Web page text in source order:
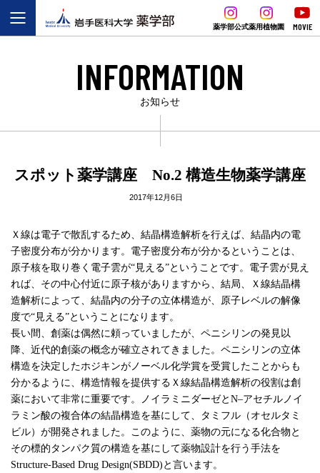
薬学部公式薬用植物園 MOVIE
INFORMATION
お知らせ
スポット薬学講座 No.2 構造生物薬学講座
2017年12月6日
Ｘ線は電子で散乱するため、結晶構造解析を行えば、結晶内の電
子密度分布が分かります。電子密度分布が分かるということは、
原子核を取り巻く電子雲が“見える”ということです。電子雲が見え
れば、その中心付近に原子核がありますから、結局、Ｘ線結晶構
造解析によって、結晶内の分子の立体構造が、原子レベルの解像
度で“見える”ということになります。
長い間、創薬は偶然に頼っていましたが、ペニシリンの発見以
降、近代的創薬の概念が確立されてきました。ペニシリンの立体
構造を決定したホジキンがノーベル化学賞を受賞したことからも
分かるように、構造情報を提供するＸ線結晶構造解析の役割は創
薬において非常に重要です。ノイラミニダーゼとN–アセチルノイ
ラミン酸の複合体の結晶構造を基にして、タミフル（オセルタミ
ビル）が開発されました。このように、薬物の元になる化合物と
その標的タンパク質の構造を基にして薬物設計を行う手法を
Structure-Based Drug Design(SBDD)と言います。